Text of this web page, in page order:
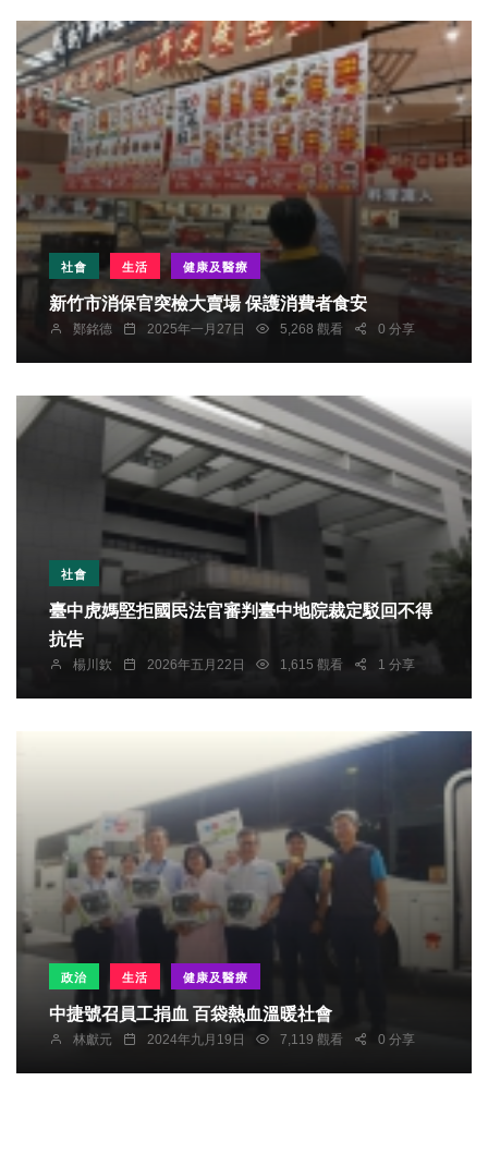
社會 生活 健康及醫療
新竹市消保官突檢大賣場 保護消費者食安
鄭銘德 2025年一月27日 5,268 觀看 0 分享
社會
臺中虎媽堅拒國民法官審判臺中地院裁定駁回不得
抗告
楊川欽 2026年五月22日 1,615 觀看 1 分享
政治 生活 健康及醫療
中捷號召員工捐血 百袋熱血溫暖社會
林獻元 2024年九月19日 7,119 觀看 0 分享